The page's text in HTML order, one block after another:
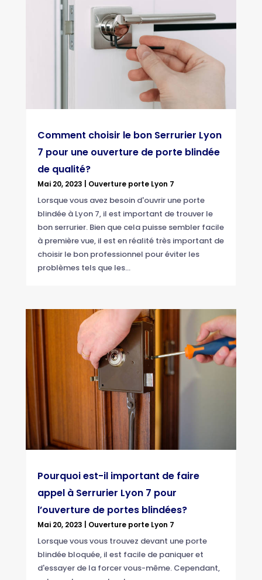
Comment choisir le bon Serrurier Lyon
7 pour une ouverture de porte blindée
de qualité?
Mai 20, 2023 Ouverture porte Lyon 7
Lorsque vous avez besoin d'ouvrir une porte
blindée à Lyon 7, il est important de trouver le
bon serrurier. Bien que cela puisse sembler facile
à première vue, il est en réalité très important de
choisir le bon professionnel pour éviter les
problèmes tels que les...
Pourquoi est-il important de faire
appel à Serrurier Lyon 7 pour
l’ouverture de portes blindées?
Mai 20, 2023 Ouverture porte Lyon 7
Lorsque vous vous trouvez devant une porte
blindée bloquée, il est facile de paniquer et
d'essayer de la forcer vous-même. Cependant,